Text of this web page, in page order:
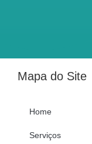
Mapa do Site
Home
Serviços